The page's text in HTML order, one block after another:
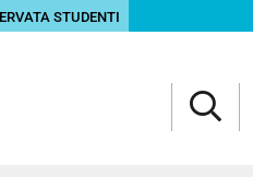
STUDENTI